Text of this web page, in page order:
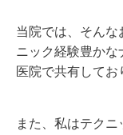
当院では、そんな
ニック経験豊かな
医院で共有してお
また、私はテク